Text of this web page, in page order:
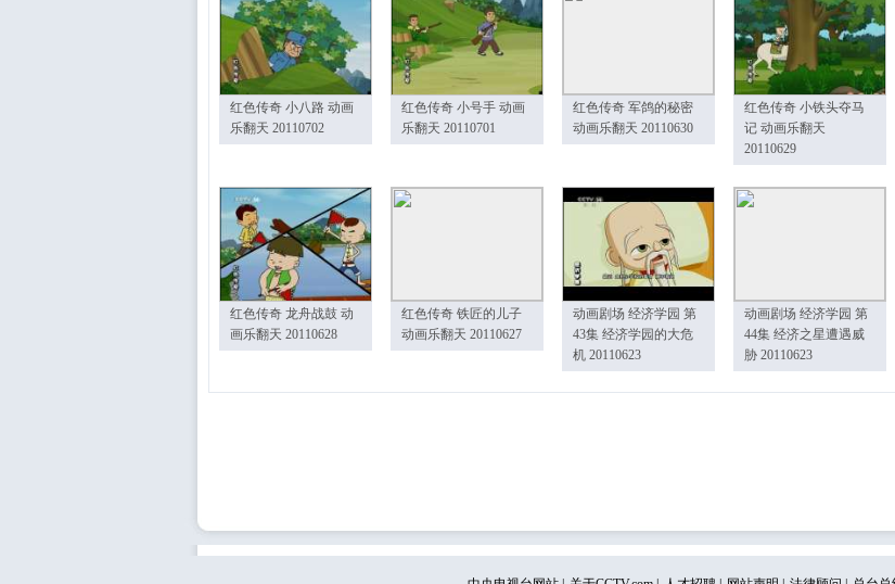
红色传奇 小八路 动画
乐翻天 20110702
红色传奇 小号手 动画
乐翻天 20110701
红色传奇 军鸽的秘密
动画乐翻天 20110630
红色传奇 小铁头夺马
记 动画乐翻天
20110629
红色传奇 龙舟战鼓 动
画乐翻天 20110628
红色传奇 铁匠的儿子
动画乐翻天 20110627
动画剧场 经济学园 第
43集 经济学园的大危
机 20110623
动画剧场 经济学园 第
44集 经济之星遭遇威
胁 20110623